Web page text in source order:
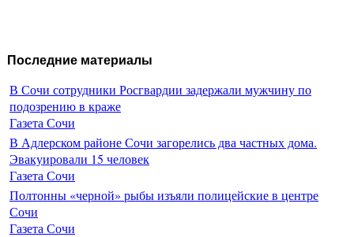
Последние материалы
В Сочи сотрудники Росгвардии задержали мужчину по
подозрению в краже
Газета Сочи
В Адлерском районе Сочи загорелись два частных дома.
Эвакуировали 15 человек
Газета Сочи
Полтонны «черной» рыбы изъяли полицейские в центре
Сочи
Газета Сочи